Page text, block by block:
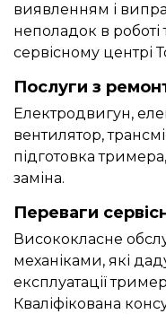
виявленням і
неполадок в
сервісному центрі
Послуги з
Електродвигун,
вентилятор,
підготовка
заміна.
Переваги
Висококласне
механіками, які
експлуатації
Кваліфікована